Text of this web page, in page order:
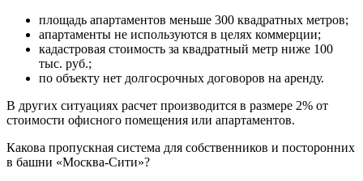
площадь апартаментов меньше 300 квадратных метров;
апартаменты не используются в целях коммерции;
кадастровая стоимость за квадратный метр ниже 100
тыс. руб.;
по объекту нет долгосрочных договоров на аренду.
В других ситуациях расчет производится в размере 2% от
стоимости офисного помещения или апартаментов.
Какова пропускная система для собственников и посторонних
в башни «Москва-Сити»?